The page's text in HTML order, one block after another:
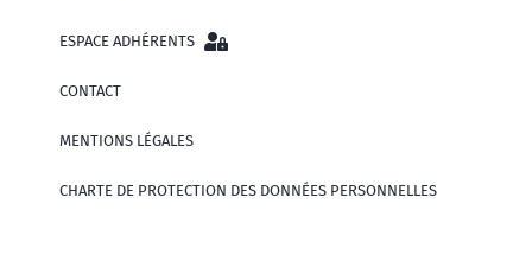
ESPACE ADHÉRENTS
CONTACT
MENTIONS LÉGALES
CHARTE DE PROTECTION DES DONNÉES PERSONNELLES